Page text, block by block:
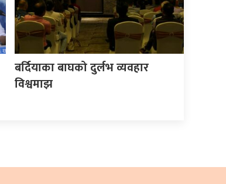
बर्दियाका बाघको दुर्लभ व्यवहार
विश्वमाझ